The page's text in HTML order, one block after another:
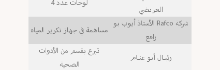
العريضي
لوحات عدد 4
شركة Rafco الأستاذ أيوب بو
رافع
مساهمة في جهاز تكرير المياه
رئبـال أبو عنـام
تبرع بقسم من الأدوات
الصحية